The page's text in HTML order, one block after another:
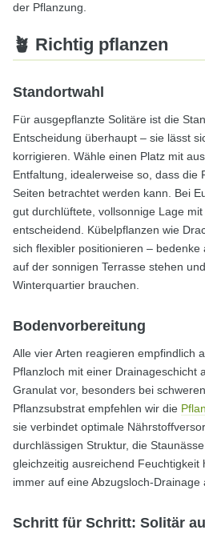
der Pflanzung.
🪴 Richtig pflanzen
Standortwahl
Für ausgepflanzte Solitäre ist die
Entscheidung überhaupt – sie lässt
korrigieren. Wähle einen Platz mit
Entfaltung, idealerweise so, dass die
Seiten betrachtet werden kann. Bei
gut durchlüftete, vollsonnige Lage
entscheidend. Kübelpflanzen wie
sich flexibler positionieren –
auf der sonnigen Terrasse stehen
Winterquartier brauchen.
Bodenvorbereitung
Alle vier Arten reagieren empfindlich
Pflanzloch mit einer Drainageschicht
Granulat vor, besonders bei
Pflanzsubstrat empfehlen wir die
sie verbindet optimale
durchlässigen Struktur, die
gleichzeitig ausreichend Feuchtigkeit
immer auf eine Abzugsloch-Drainage
Schritt für Schritt: Solitär